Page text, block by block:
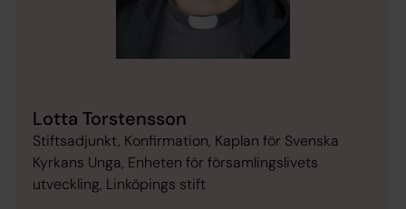
Lotta Torstensson
Stiftsadjunkt, Konfirmation, Kaplan för Svenska
Kyrkans Unga, Enheten för församlingslivets
utveckling, Linköpings stift